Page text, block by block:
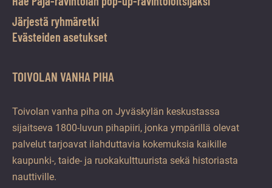
Järjestä ryhmäretki
Evästeiden asetukset
TOIVOLAN VANHA PIHA
Toivolan vanha piha on Jyväskylän keskustassa
sijaitseva 1800-luvun pihapiiri, jonka ympärillä olevat
palvelut tarjoavat ilahduttavia kokemuksia kaikille
kaupunki-, taide- ja ruokakulttuurista sekä historiasta
nauttiville.